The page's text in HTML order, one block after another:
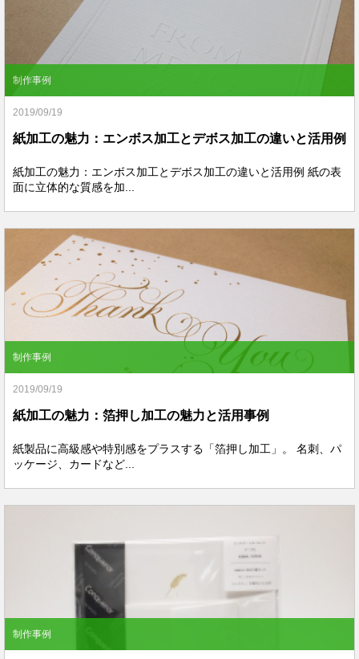
制作事例
2019/09/19
紙加工の魅力：エンボス加工とデボス加工の違いと活用例
紙加工の魅力：エンボス加工とデボス加工の違いと活用例 紙の表
面に立体的な質感を加...
制作事例
2019/09/19
紙加工の魅力：箔押し加工の魅力と活用事例
紙製品に高級感や特別感をプラスする「箔押し加工」。 名刺、パ
ッケージ、カードなど...
制作事例